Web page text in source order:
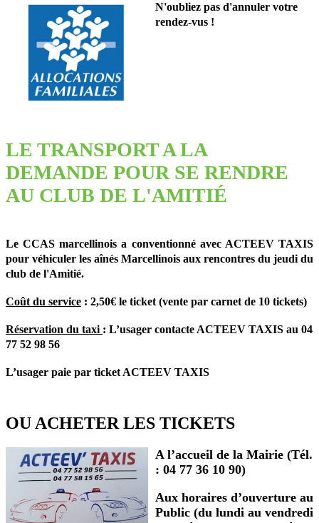
N'oubliez pas d'annuler votre
rendez-vus !
LE TRANSPORT A LA
DEMANDE POUR SE RENDRE
AU CLUB DE L'AMITIÉ
Le CCAS marcellinois a conventionné avec ACTEEV TAXIS
pour véhiculer les aînés Marcellinois aux rencontres du jeudi du
club de l'Amitié.
Coût du service : 2,50€ le ticket (vente par carnet de 10 tickets)
Réservation du taxi : L’usager contacte ACTEEV TAXIS au 04
77 52 98 56
L’usager paie par ticket ACTEEV TAXIS
OU ACHETER LES TICKETS
A l’accueil de la Mairie (Tél.
: 04 77 36 10 90)
Aux horaires d’ouverture au
Public (du lundi au vendredi